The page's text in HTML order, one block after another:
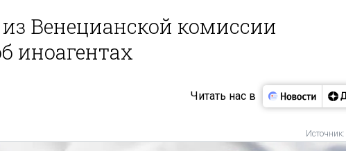
Венецианской комиссии
иноагентах
Читать нас в
Источник: